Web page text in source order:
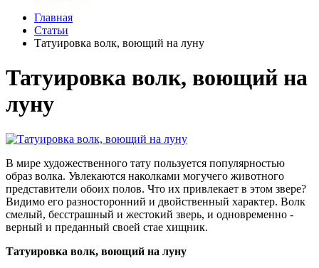
Главная
Статьи
Татуировка волк, воющий на луну
Татуировка волк, воющий на
луну
В мире художественного тату пользуется популярностью
образ волка. Увлекаются наколками могучего животного
представители обоих полов. Что их привлекает в этом звере?
Видимо его разносторонний и двойственный характер. Волк
смелый, бесстрашный и жестокий зверь, и одновременно -
верный и преданный своей стае хищник.
Татуировка волк, воющий на луну